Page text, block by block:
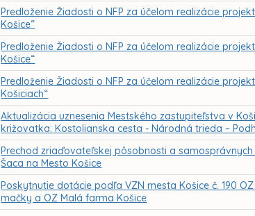
Predloženie Žiadosti o NFP za účelom realizácie
Košice“
Predloženie Žiadosti o NFP za účelom realizácie
Košice“
Predloženie Žiadosti o NFP za účelom realizácie
Košiciach“
Aktualizácia uznesenia Mestského zastupiteľstva v
križovatka: Kostolianska cesta - Národná trieda –
Prechod zriaďovateľskej pôsobnosti a
Šaca na Mesto Košice
Poskytnutie dotácie podľa VZN mesta Košice č. 190
mačky a OZ Malá farma Košice